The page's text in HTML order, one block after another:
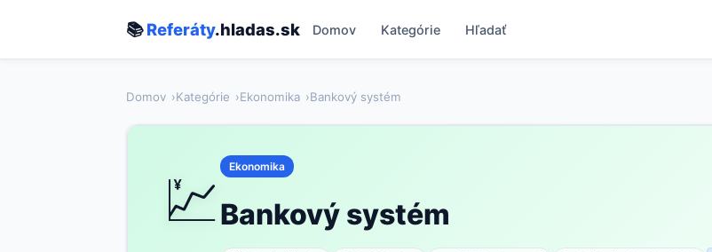
📚Referáty.hladas.sk Domov Kategórie Hľadať
Domov Kategórie Ekonomika Bankový systém
💹 Ekonomika
Bankový systém